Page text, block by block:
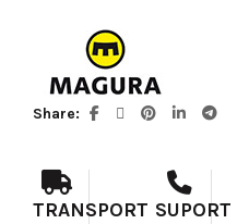
Share
TRANSPORT SUPORT